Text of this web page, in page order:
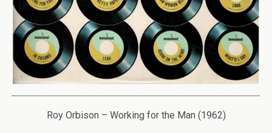
Roy Orbison – Working for the Man (1962)